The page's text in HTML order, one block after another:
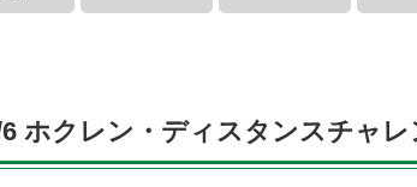
6 ホクレン・ディスタンスチャ